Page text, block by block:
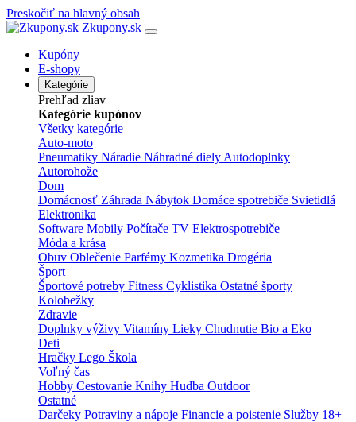
Preskočiť na hlavný obsah
Zkupony.sk
Kupóny
E-shopy
Kategórie
Prehľad zliav
Kategórie kupónov
Všetky kategórie
Auto-moto
Pneumatiky Náradie Náhradné diely Autodoplnky
Autorohože
Dom
Domácnosť Záhrada Nábytok Domáce spotrebiče Svietidlá
Elektronika
Software Mobily Počítače TV Elektrospotrebiče
Móda a krása
Obuv Oblečenie Parfémy Kozmetika Drogéria
Šport
Športové potreby Fitness Cyklistika Ostatné športy
Kolobežky
Zdravie
Doplnky výživy Vitamíny Lieky Chudnutie Bio a Eko
Deti
Hračky Lego Škola
Voľný čas
Hobby Cestovanie Knihy Hudba Outdoor
Ostatné
Darčeky Potraviny a nápoje Financie a poistenie Služby 18+